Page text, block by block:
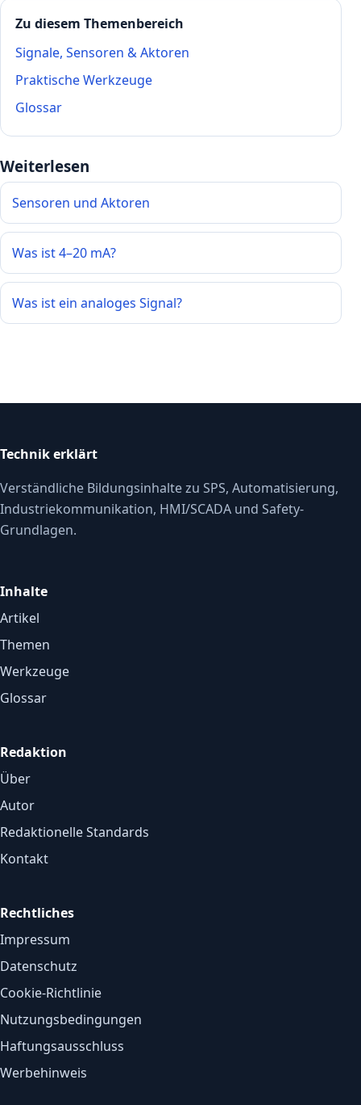
Zu diesem Themenbereich
Signale, Sensoren & Aktoren
Praktische Werkzeuge
Glossar
Weiterlesen
Sensoren und Aktoren
Was ist 4–20 mA?
Was ist ein analoges Signal?
Technik erklärt
Verständliche Bildungsinhalte zu SPS, Automatisierung,
Industriekommunikation, HMI/SCADA und Safety-
Grundlagen.
Inhalte
Artikel
Themen
Werkzeuge
Glossar
Redaktion
Über
Autor
Redaktionelle Standards
Kontakt
Rechtliches
Impressum
Datenschutz
Cookie-Richtlinie
Nutzungsbedingungen
Haftungsausschluss
Werbehinweis